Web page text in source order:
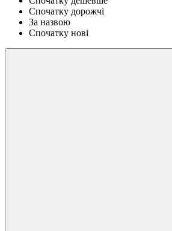
Спочатку дорожчі
За назвою
Спочатку нові